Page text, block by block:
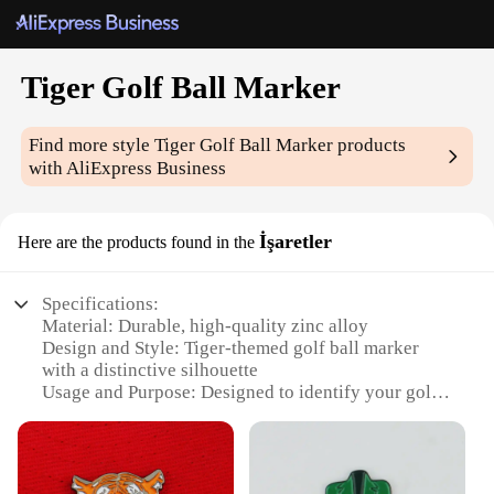
Tiger Golf Ball Marker
Find more styleTiger Golf Ball Marker products
with AliExpress Business
Here are the products found in the İşaretler
Specifications:
Material: Durable, high-quality zinc alloy
Design and Style: Tiger-themed golf ball marker
with a distinctive silhouette
Usage and Purpose: Designed to identify your golf
Performance and Property: Magnetic feature
ensures the marker stays securely in place
Quantity: Available in sets of 1, 3, or 5 pieces